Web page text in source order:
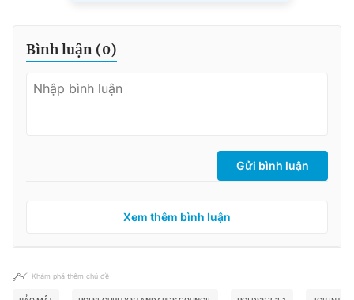
Bình luận (0)
Gửi bình luận
Xem thêm bình luận
Khám phá thêm chủ đề